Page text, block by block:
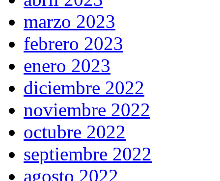
marzo 2023
febrero 2023
enero 2023
diciembre 2022
noviembre 2022
octubre 2022
septiembre 2022
agosto 2022